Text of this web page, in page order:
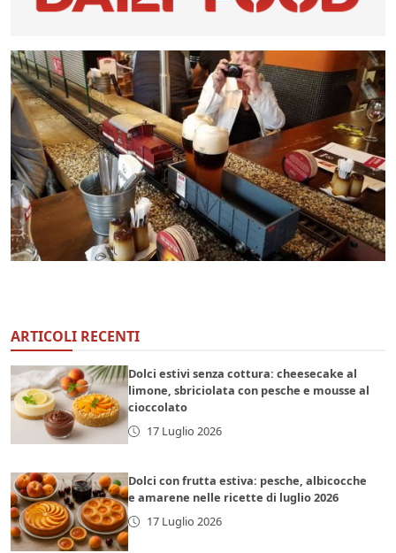
ARTICOLI RECENTI
Dolci estivi senza cottura: cheesecake al
limone, sbriciolata con pesche e mousse al
cioccolato
17 Luglio 2026
Dolci con frutta estiva: pesche, albicocche
e amarene nelle ricette di luglio 2026
17 Luglio 2026